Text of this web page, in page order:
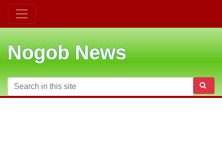
Nogob News